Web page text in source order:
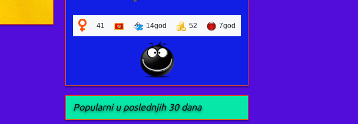
41 14god 52 7god
Popularni u poslednjih 30 dana